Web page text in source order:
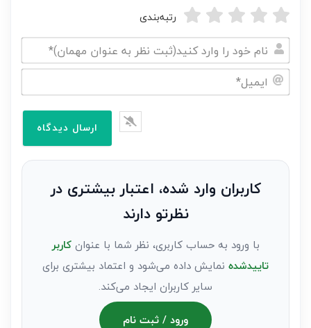
رتبه‌بندی
نام
خود
نظر
کاربران وارد شده، اعتبار بیشتری در
نظرتو دارند
با ورود به حساب کاربری، نظر شما با عنوانکاربر
تاییدشده نمایش داده می‌شود و اعتماد بیشتری برای
سایر کاربران ایجاد می‌کند.
ورود / ثبت نام